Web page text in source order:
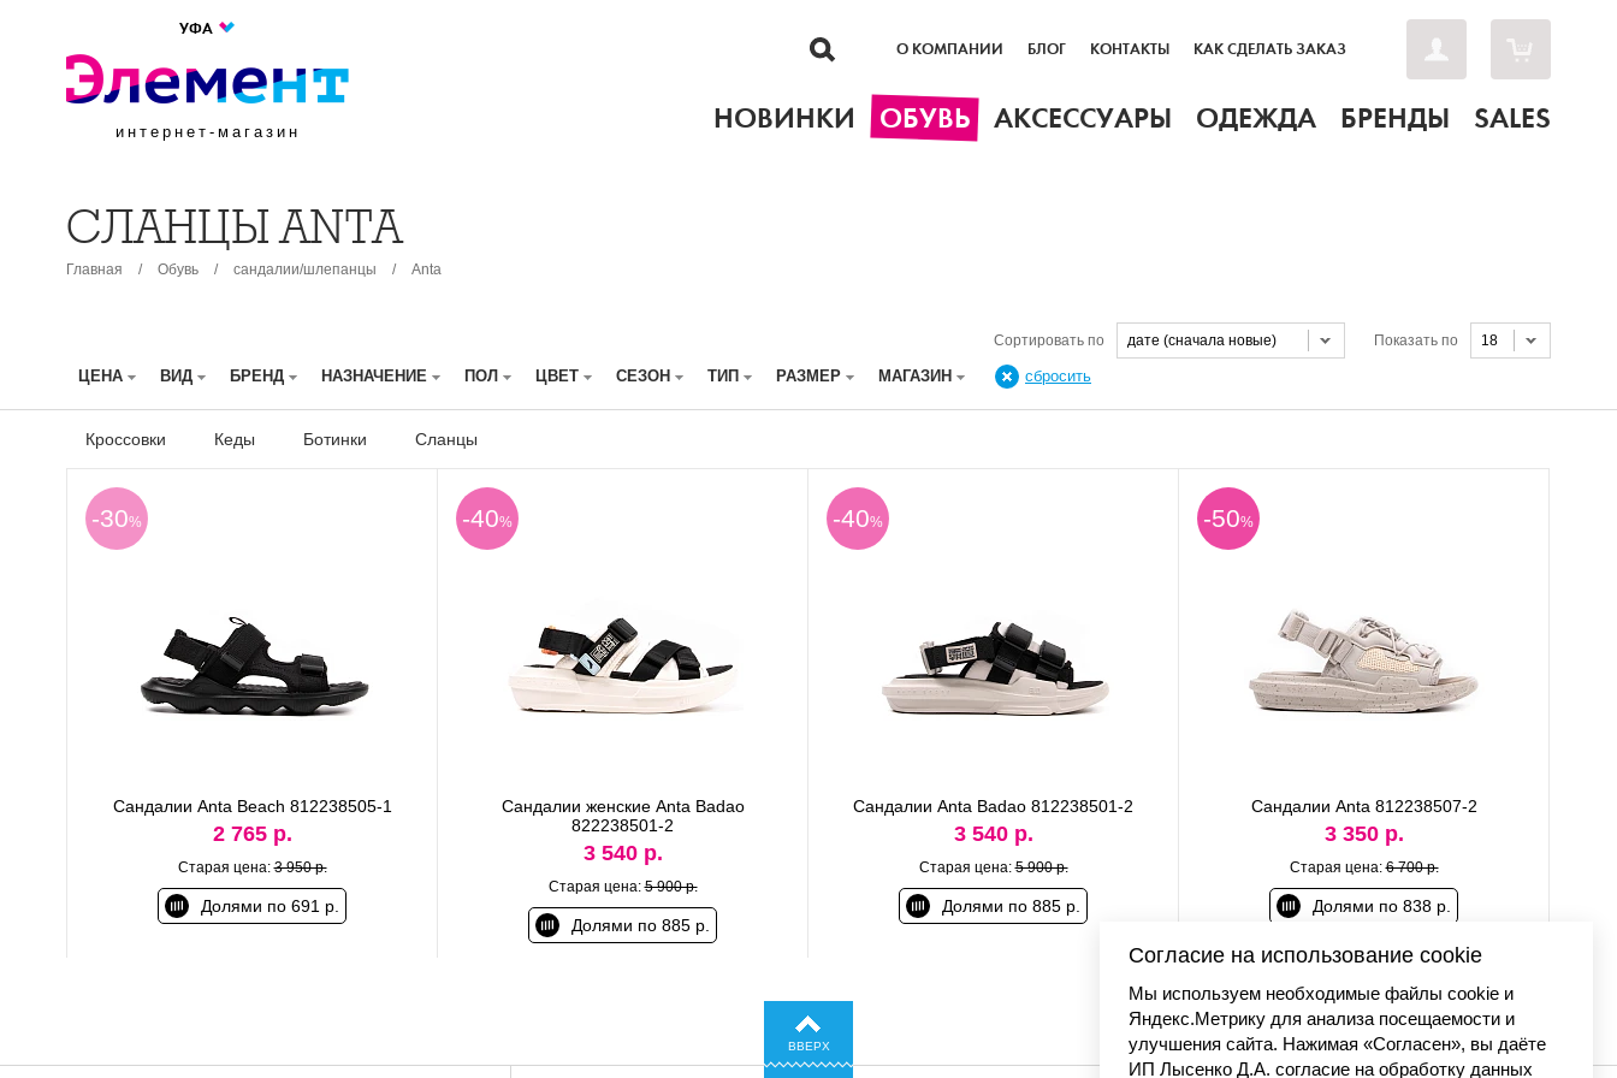
УФА
интернет-магазин
О КОМПАНИИ БЛОГ КОНТАКТЫ КАК СДЕЛАТЬ ЗАКАЗ
НОВИНКИ ОБУВЬ АКСЕССУАРЫ ОДЕЖДА БРЕНДЫ SALES
СЛАНЦЫ ANTA
Главная / Обувь / сандалии/шлепанцы / Anta
Показать по 18
Сортировать по дате (сначала новые)
ЦЕНА ВИД БРЕНД НАЗНАЧЕНИЕ ПОЛ ЦВЕТ СЕЗОН ТИП РАЗМЕР МАГАЗИН сбросить
Кроссовки Кеды Ботинки Сланцы
-30%
Сандалии Anta Beach 812238505-1
2 765 р.
Старая цена:3 950 р.
Долями по 691 р.
-40%
Сандалии женские Anta Badao
822238501-2
3 540 р.
Старая цена:5 900 р.
Долями по 885 р.
-40%
Сандалии Anta Badao 812238501-2
3 540 р.
Старая цена:5 900 р.
Долями по 885 р.
-50%
Сандалии Anta 812238507-2
3 350 р.
Старая цена:6 700 р.
Долями по 838 р.
ВВЕРХ
Согласие на использование cookie
Мы используем необходимые файлы cookie и
Яндекс.Метрику для анализа посещаемости и
улучшения сайта. Нажимая «Согласен», вы даёте
ИП Лысенко Д.А. согласие на обработку данных